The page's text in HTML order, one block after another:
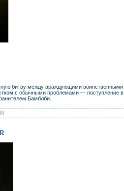
битву между враждующими воинственными
с обычными проблемами — поступление в
Бамблби.